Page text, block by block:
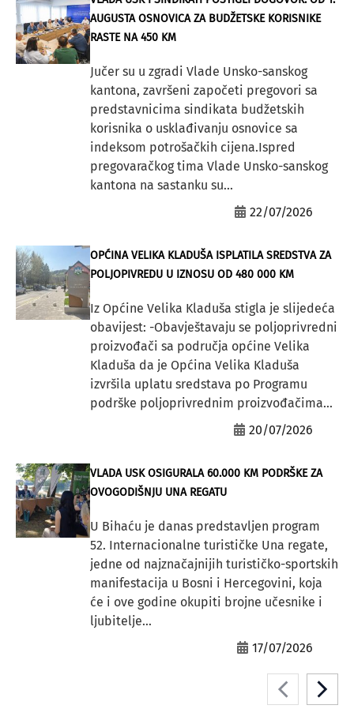
AUGUSTA OSNOVICA ZA BUDŽETSKE KORISNIKE
RASTE NA 450 KM
Jučer su u zgradi Vlade Unsko-sanskog
kantona, završeni započeti pregovori sa
predstavnicima sindikata budžetskih
korisnika o usklađivanju osnovice sa
indeksom potrošačkih cijena.Ispred
pregovaračkog tima Vlade Unsko-sanskog
kantona na sastanku su...
22/07/2026
OPĆINA VELIKA KLADUŠA ISPLATILA SREDSTVA ZA
POLJOPIVREDU U IZNOSU OD 480 000 KM
Iz Općine Velika Kladuša stigla je slijedeća
obavijest: -Obavještavaju se poljoprivredni
proizvođači sa područja općine Velika
Kladuša da je Općina Velika Kladuša
izvršila uplatu sredstava po Programu
podrške poljoprivrednim proizvođačima...
20/07/2026
VLADA USK OSIGURALA 60.000 KM PODRŠKE ZA
OVOGODIŠNJU UNA REGATU
U Bihaću je danas predstavljen program
52. Internacionalne turističke Una regate,
jedne od najznačajnijih turističko-sportskih
manifestacija u Bosni i Hercegovini, koja
će i ove godine okupiti brojne učesnike i
ljubitelje...
17/07/2026